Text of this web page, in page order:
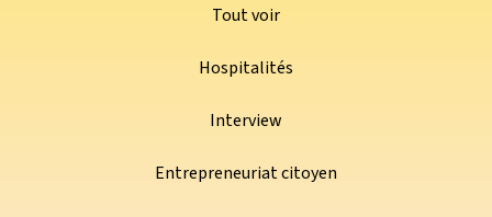
Tout voir
Hospitalités
Interview
Entrepreneuriat citoyen